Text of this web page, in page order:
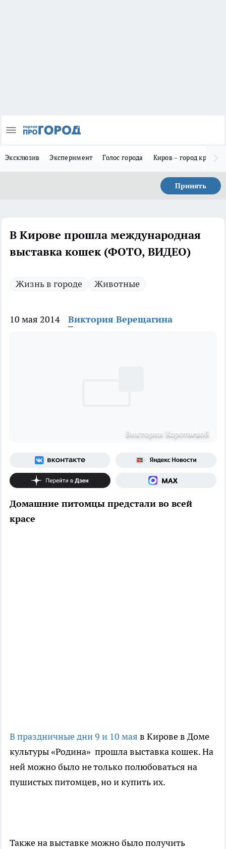
Эксклюзив Эксперимент Голос города Киров – город
Принять
В Кирове прошла международная
выставка кошек (ФОТО, ВИДЕО)
Жизнь в городе Животные
10 мая 2014 Виктория Верещагина
Виктории Коротаевой
Домашние питомцы предстали во всей
красе
В праздничные дни 9 и 10 мая в Кирове в Доме
культуры «Родина» прошла выставка кошек. На
ней можно было не только полюбоваться на
пушистых питомцев, но и купить их.
Также на выставке можно было получить